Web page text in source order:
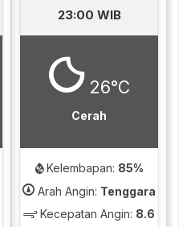
23:00 WIB
26°C
Cerah
Kelembapan: 85%
Arah Angin: Tenggara
Kecepatan Angin: 8.6